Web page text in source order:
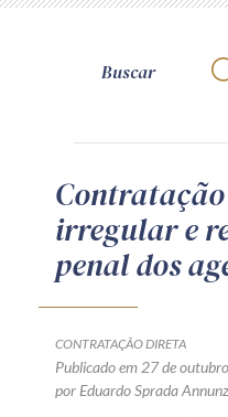
A
Como
Política
Guia de Direitos
irregular e
penal dos
CONTRATAÇÃO DIRETA
Publicado em 27 de
por Eduardo Sprada